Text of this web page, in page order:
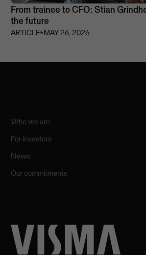
From trainee to CFO: Stian
the future
ARTICLE⏵MAY 26, 2026
Who we are
For investors
News
Our commitments